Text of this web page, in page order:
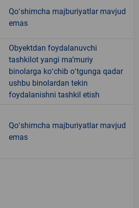
Qoʻshimcha majburiyatlar mavjud
emas
Obyektdan foydalanuvchi
tashkilot yangi maʼmuriy
binolarga koʻchib oʻtgunga qadar
ushbu binolardan tekin
foydalanishni tashkil etish
Qoʻshimcha majburiyatlar mavjud
emas